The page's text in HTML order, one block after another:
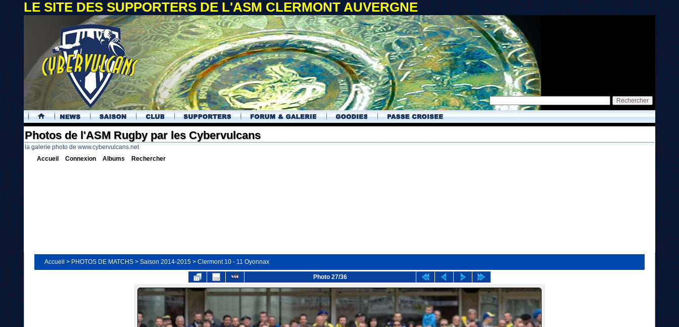
LE SITE DES SUPPORTERS DE L'ASM CLERMONT AUVERGNE
.
Photos de l'ASM Rugby par les Cybervulcans
la galerie photo de www.cybervulcans.net
Accueil Connexion Albums Rechercher
Accueil > PHOTOS DE MATCHS > Saison 2014-2015 > Clermont 10 - 11 Oyonnax
Photo 27/36